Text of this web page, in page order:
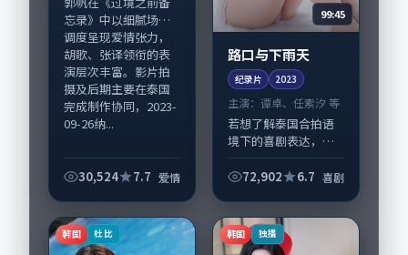
忘录》中以细腻场面
调度呈现爱情张力，
胡歌、张译领衔的表
演层次丰富。影片拍
摄及后期主要在泰国
完成制作协同，2023-
09-26纳...
30,524 7.7 爱情
99:45
路口与下雨天
纪录片 2023
主演：谭卓、任素汐 等
若想了解泰国合拍语
境下的喜剧表达，
得关注：剧情侧重人
与配角群戏并重。影
片2023年面世后在...
72,902 6.7 喜剧
韩国 杜比 韩国 独播